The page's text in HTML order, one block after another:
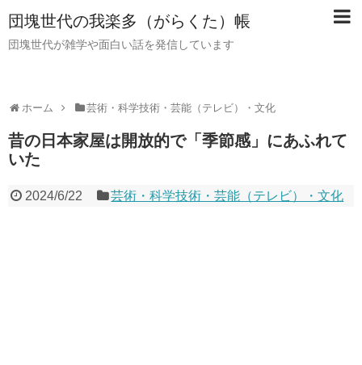
団塊世代の我楽多（がらくた）帳
団塊世代が雑学や面白い話を発信しています
ホーム 芸術・科学技術・芸能（テレビ）・文化
昔の日本家屋は開放的で「季節感」にあふれて
いた
2024/6/22 芸術・科学技術・芸能（テレビ）・文化